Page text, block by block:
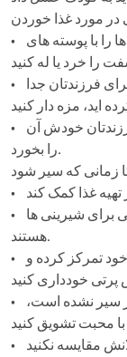
• اگر کودک شما هنوز دندان آسیاب ندارد، باید غذاها را با پوسته های
• غذای خود را فقط بعد از اینکه بخشی از غذا را برای فرزندتان جدا
• مقدار کمی از غذا را به او بدهید یا اجازه دهید فرزندتان خودش آن
را بخورد.
• غذاهای دارای میوه یا سالاد میوه جایگزین خوبی برای شیرینی ها
هستند.
• اطمینان حاصل کنید که کودک شما روی غذای خود تمرکز کرده و
• هنگام غذا خوردن با کودک صحبت کنید. اگر هنوز سیر نشده است،